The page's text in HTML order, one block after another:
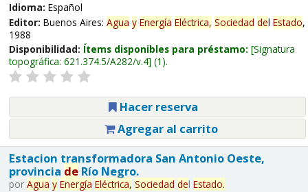
Idioma: Español
Editor: Buenos Aires: Agua y Energía Eléctrica, Sociedad del Estado,
1988
Disponibilidad: Ítems disponibles para préstamo: Signatura
topográfica: 621.374.5/A282/v.4 (1).
Hacer reserva
Agregar al carrito
Estacion transformadora San Antonio Oeste,
provincia deRío Negro.
por Agua y Energía Eléctrica, Sociedad del Estado.